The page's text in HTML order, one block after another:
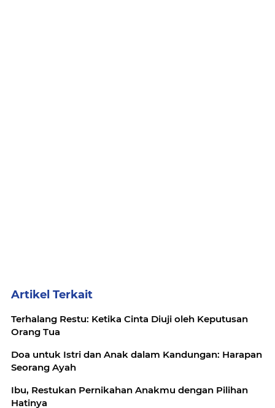
Artikel Terkait
Terhalang Restu: Ketika Cinta Diuji oleh Keputusan
Orang Tua
Doa untuk Istri dan Anak dalam Kandungan: Harapan
Seorang Ayah
Ibu, Restukan Pernikahan Anakmu dengan Pilihan
Hatinya